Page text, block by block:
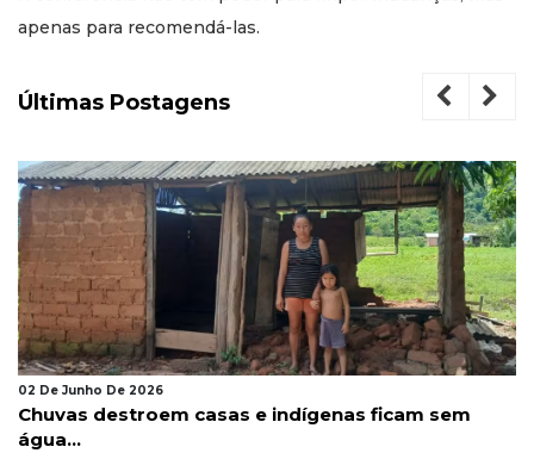
apenas para recomendá-las.
Últimas Postagens
02 De Junho De 2026
Chuvas destroem casas e indígenas ficam sem
água...